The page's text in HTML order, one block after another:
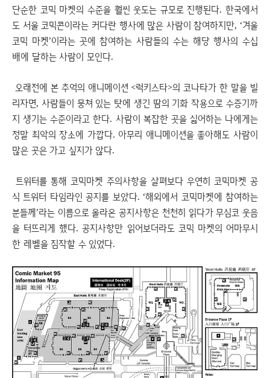
단순한 코믹 마켓의 수준을 훨씬 웃도는 규모로 진행된다. 한국에서
도 서울 코믹콘이라는 커다란 행사에 많은 사람이 참여하지만, ‘겨울
코믹 마켓’이라는 곳에 참여하는 사람들의 수는 해당 행사의 수십
배에 달하는 사람이 모인다.
오래전에 본 추억의 애니메이션 <럭키스타>의 코나타가 한 말을 빌
리자면, 사람들이 뭉쳐 있는 탓에 생긴 땀의 기화 작용으로 수증기까
지 생기는 수준이라고 한다. 사람이 복잡한 곳을 싫어하는 나에게는
정말 최악의 장소에 가깝다. 아무리 애니메이션을 좋아해도 사람이
많은 곳은 가고 싶지가 않다.
트위터를 통해 코믹마켓 주의사항을 살펴보다 우연히 코믹마켓 공
식 트위터 타임라인 공지를 보았다. ‘해외에서 코믹마켓에 참여하는
분들께’라는 이름으로 올라온 공지사항은 천천히 읽다가 무심코 웃음
을 터뜨리게 했다. 공지사항만 읽어보더라도 코믹 마켓의 어마무시
한 레벨을 짐작할 수 있었다.